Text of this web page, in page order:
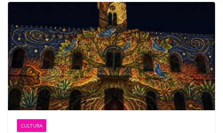
CULTURA